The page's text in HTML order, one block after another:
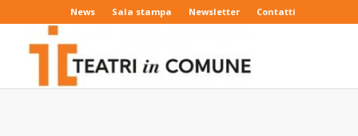
News Sala stampa Newsletter Contatti